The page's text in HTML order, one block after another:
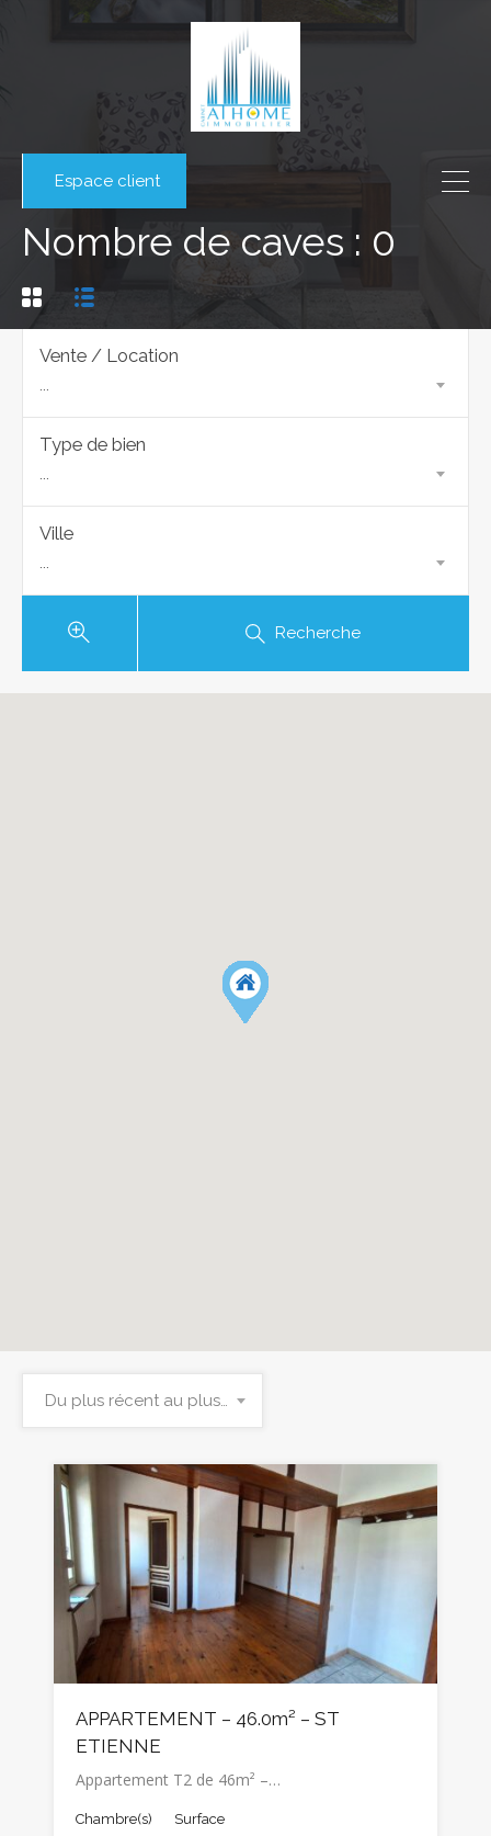
Espace client
Nombre de caves : 0
Vente / Location
...
Type de bien
...
Ville
...
Recherche
Du plus récent au plus ancien
APPARTEMENT – 46.0m² – ST
ETIENNE
Appartement T2 de 46m² –…
Chambre(s) Surface